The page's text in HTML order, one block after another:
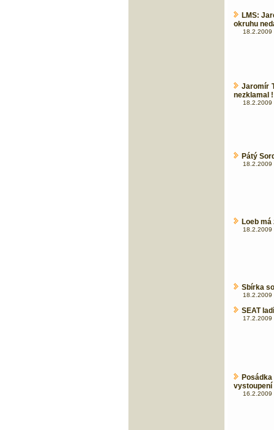
LMS:
okruhu
18.2.2009
Jaromír
nezklamal
18.2.2009
Pátý
18.2.2009
Loeb
18.2.2009
Sbírka
18.2.2009
SEAT
17.2.2009
16.2.2009